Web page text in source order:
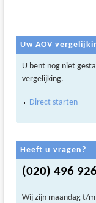
Uw AOV
U bent nog niet
vergelijking.
Direct starten
Heeft u vragen?
(020) 496
Wij zijn maandag t/